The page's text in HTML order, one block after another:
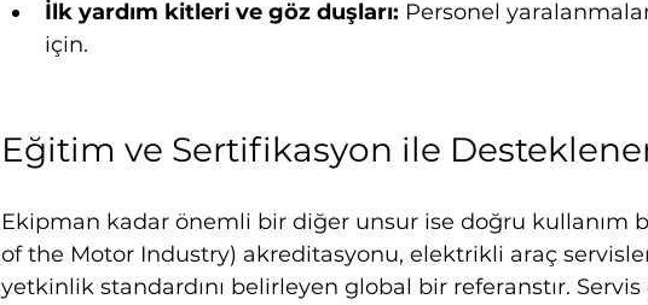
İlk yardım kitleri ve göz duşları: Personel
için.
Eğitim ve Sertifikasyon ile
Ekipman kadar önemli bir diğer unsur ise doğru kullanım
of the Motor Industry) akreditasyonu, elektrikli araç
yetkinlik standardını belirleyen global bir referanstır. Servis